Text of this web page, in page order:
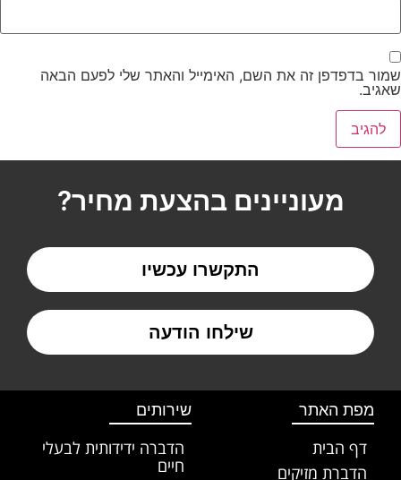
בדפדפן זה את השם, האימייל והאתר שלי לפעם הבאה
מעוניינים בהצעת מחיר?
התקשרו עכשיו
שילחו הודעה
מפת האתר
דף הבית
הדברת מזיקים
שירותים
הדברה ידידותית לבעלי
חיים